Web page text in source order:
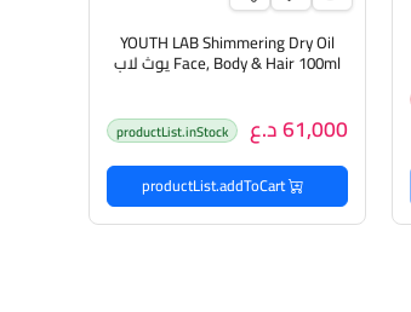
YOUTH LAB Shimmering Dry Oil
Face, Body & Hair 100ml يوث لاب
61,000 د.ع productList.inStock
productList.addToCart